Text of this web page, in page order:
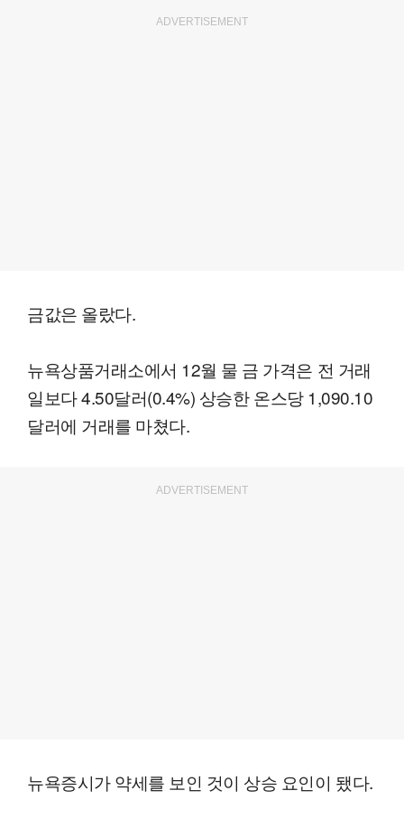
ADVERTISEMENT
금값은 올랐다.
뉴욕상품거래소에서 12월 물 금 가격은 전 거래
일보다 4.50달러(0.4%) 상승한 온스당 1,090.10
달러에 거래를 마쳤다.
ADVERTISEMENT
뉴욕증시가 약세를 보인 것이 상승 요인이 됐다.